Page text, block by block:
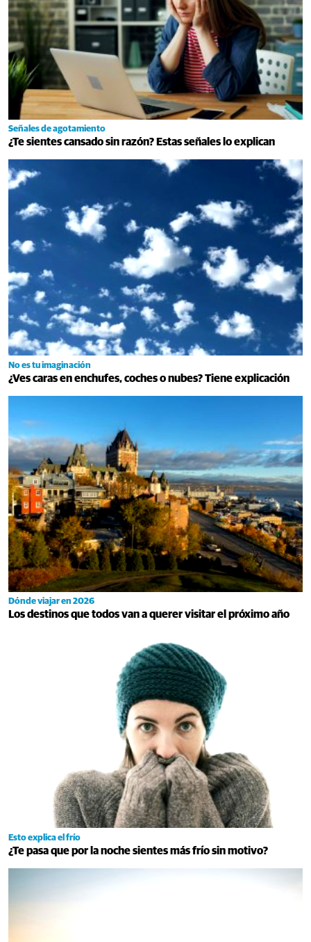
Señales de agotamiento
¿Te sientes cansado sin razón? Estas señales lo explican
No es tu imaginación
¿Ves caras en enchufes, coches o nubes? Tiene explicación
Dónde viajar en 2026
Los destinos que todos van a querer visitar el próximo año
Esto explica el frío
¿Te pasa que por la noche sientes más frío sin motivo?